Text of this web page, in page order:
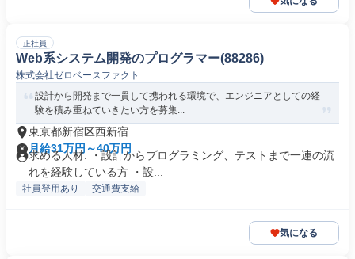
正社員
Web系システム開発のプログラマー(88286)
株式会社ゼロベースファクト
設計から開発まで一貫して携われる環境で、エンジニアとしての経
験を積み重ねていきたい方を募集...
東京都新宿区西新宿
月給31万円～40万円
求める人材: ・設計からプログラミング、テストまで一連の流
れを経験している方 ・設...
社員登用あり 交通費支給
気になる